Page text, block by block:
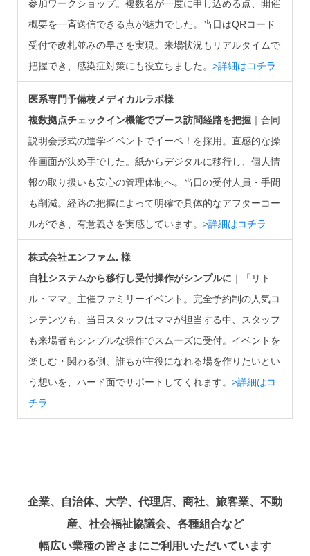
参加ワークショップ。複数名が一度に申し込める点、開催
概要を一斉送信できる点が魅力でした。当日はQRコード
受付で改札並みの早さを実現。来場状況もリアルタイムで
把握でき、感染症対策にも役立ちました。 >詳細はコチラ
医系専門予備校メディカルラボ様
複数拠点チェックイン機能でブース訪問経路を把握｜合同
説明会形式の進学イベントでイーベ！を採用。直感的な操
作画面が決め手でした。紙からデジタルに移行し、個人情
報の取り扱いも安心の管理体制へ。当日の受付人員・手間
も削減。経路の把握によって明確で具体的なアフターコー
ルができ、有意義さを実感しています。 >詳細はコチラ
株式会社エンファム. 様
自社システムから移行し受付操作がシンプルに ｜「リト
ル・ママ」主催ファミリーイベント。完全予約制の人気コ
ンテンツも。当日スタッフはママが担当する中、スタッフ
も来場者もシンプルな操作でスムーズに受付。イベントを
楽しむ・関わる側、誰もが主役になれる場を作りたいとい
う想いを、ハード面でサポートしてくれます。 >詳細はコ
チラ
企業、自治体、大学、代理店、商社、旅客業、不動
産、社会福祉協議会、各種組合など
幅広い業種の皆さまにご利用いただいています